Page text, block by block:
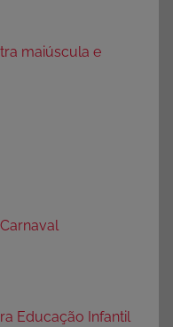
maiúscula e
Educação Infantil